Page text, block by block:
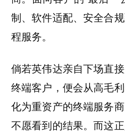
制、软件适配、安全合
程服务。
倘若英伟达亲自下场直
终端客户，便会从高毛
化为重资产的终端服务
不愿看到的结果。而这